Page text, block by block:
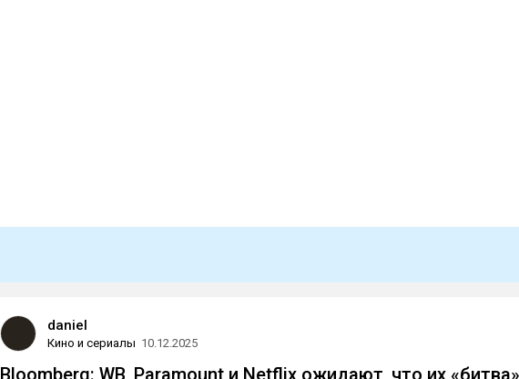
daniel
Кино и сериалы 10.12.2025
Bloomberg: WB, Paramount и Netflix ожидают, что их «битва»